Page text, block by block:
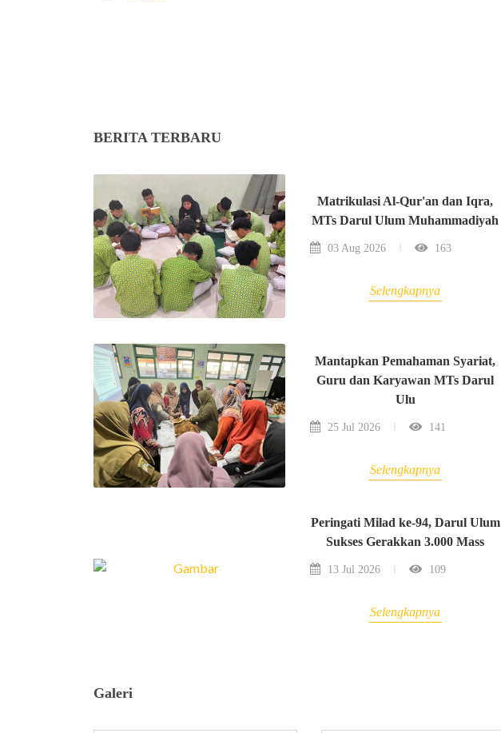
BERITA TERBARU
Matrikulasi Al-Qur'an dan Iqra,
MTs Darul Ulum Muhammadiyah
03 Aug 2026 163
Selengkapnya
Mantapkan Pemahaman Syariat,
Guru dan Karyawan MTs Darul
Ulu
25 Jul 2026 141
Selengkapnya
Peringati Milad ke-94, Darul Ulum
Sukses Gerakkan 3.000 Mass
13 Jul 2026 109
Selengkapnya
Galeri